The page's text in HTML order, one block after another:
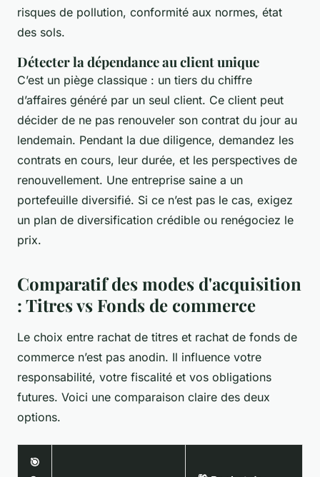
risques de pollution, conformité aux normes, état
des sols.
Détecter la dépendance au client unique
C’est un piège classique : un tiers du chiffre
d’affaires généré par un seul client. Ce client peut
décider de ne pas renouveler son contrat du jour au
lendemain. Pendant la due diligence, demandez les
contrats en cours, leur durée, et les perspectives de
renouvellement. Une entreprise saine a un
portefeuille diversifié. Si ce n’est pas le cas, exigez
un plan de diversification crédible ou renégociez le
prix.
Comparatif des modes d'acquisition
: Titres vs Fonds de commerce
Le choix entre rachat de titres et rachat de fonds de
commerce n’est pas anodin. Il influence votre
responsabilité, votre fiscalité et vos obligations
futures. Voici une comparaison claire des deux
options.
🎯